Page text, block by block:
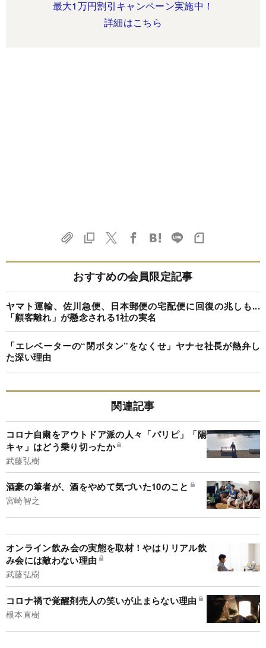
最大1万円割引キャンペーン実施中！
詳細はこちら
おすすめの会員限定記事
ヤマト運輸、佐川急便、日本郵便の宅配便に回復の兆しも...
「顧客離れ」が懸念される1社の実名
「エレベーターの“閉ボタン”をなくせ」ヤナセ社長が熱弁し
た深い理由
関連記事
コロナ自粛をアウトドア派の人々「パリピ」「陽
キャ」はどう乗り切ったか
武藤弘樹
酒豪の筆者が、酒をやめて気づいた10のこと
宮崎智之
オンライン飲み会の実態を取材！やはりリアル飲
み会には敵わない理由
武藤弘樹
コロナ禍で覚醒剤売人の笑いが止まらない理由
根本直樹